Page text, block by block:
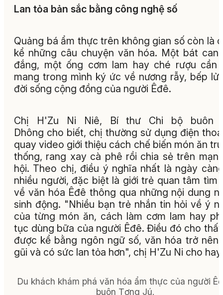
Lan tỏa bản sắc bằng công nghệ số
Quảng bá ẩm thực trên không gian số còn là
kể những câu chuyện văn hóa. Một bát
đắng, một ống cơm lam hay ché rượu cần
mang trong mình ký ức về nương rẫy, bếp
đời sống cộng đồng của người Êđê.
Chị H'Zu Ni Niê, Bí thư Chi bộ buôn
Dhông cho biết, chị thường sử dụng điện
quay video giới thiệu cách chế biến món ăn
thống, rang xay cà phê rồi chia sẻ trên
hội. Theo chị, điều ý nghĩa nhất là ngày
nhiều người, đặc biệt là giới trẻ quan tâm tìm
về văn hóa Êđê thông qua những nội dung
sinh động. "Nhiều bạn trẻ nhắn tin hỏi về ý
của từng món ăn, cách làm cơm lam hay
tục dùng bữa của người Êđê. Điều đó cho
được kể bằng ngôn ngữ số, văn hóa trở nên
gũi và có sức lan tỏa hơn", chị H'Zu Ni cho hay.
Du khách khám phá văn hóa ẩm thực của người
buôn Tơng Jú.